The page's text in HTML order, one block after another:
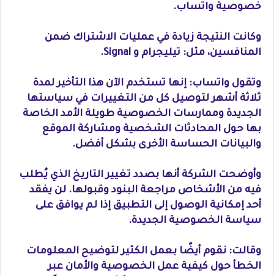
خصوصية واتساب.
وكانت النتيجة زيادة في عمليات الاشتراك ضمن
المنافسين، مثل: تيليجرام و Signal.
وتقول واتساب: إنها تستخدم الآن هذا التأخير لمدة
ثلاثة أشهر لتوصيل كل من التغييرات في سياستها
الجديدة وممارسات الخصوصية طويلة الأمد الخاصة
بها حول المحادثات الشخصية ومشاركة الموقع
والبيانات الحساسة الأخرى بشكل أفضل.
وأوضحت الشركة أنها بصدد تغيير التاريخ الذي يُطلب
فيه من الأشخاص مراجعة البنود وقبولها. لن يفقد
أحد إمكانية الوصول إلى التطبيق إذا لم يوافق على
سياسة الخصوصية الجديدة.
وقالت: نقوم أيضًا بعمل الكثير لتوضيح المعلومات
الخطأ حول كيفية عمل الخصوصية والأمان عبر